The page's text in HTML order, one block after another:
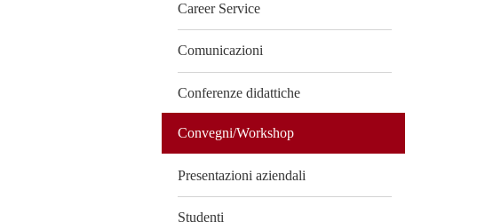
Career Service
Comunicazioni
Conferenze didattiche
Convegni/Workshop
Presentazioni aziendali
Studenti